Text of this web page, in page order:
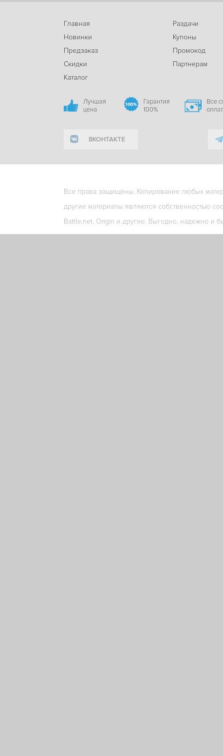
Главная
Новинки
Предзаказ
Скидки
Каталог
Раздачи
Купоны
Промокод
Партнерам
Лучшая
цена
Гарантия
100%
Все
ВКОНТАКТЕ
Все права защищены. Копирование любых
другие материалы являются собственностью
Battle.net, Origin и другие. Выгодно, надежно и